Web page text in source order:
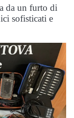
da un furto di
sofisticati e